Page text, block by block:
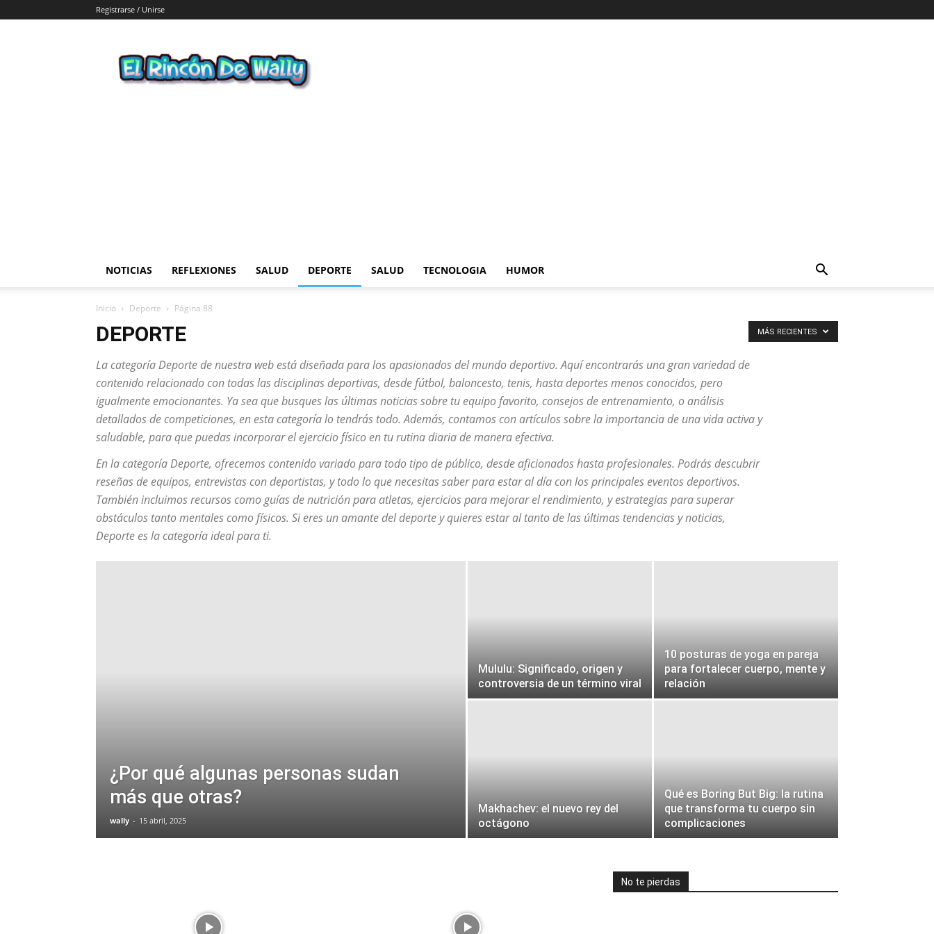
Registrarse / Unirse
Rincon
de
NOTICIAS REFLEXIONES SALUD DEPORTE SALUD TECNOLOGIA HUMOR
Inicio Deporte Página 88
DEPORTE
La categoríaDeportede nuestra web está diseñada para los apasionados del mundo deportivo. Aquí encontrarás una gran variedad de
contenido relacionado con todas las disciplinas deportivas, desde fútbol, baloncesto, tenis, hasta deportes menos conocidos, pero
igualmente emocionantes. Ya sea que busques las últimas noticias sobre tu equipo favorito, consejos de entrenamiento, o análisis
detallados de competiciones, en esta categoría lo tendrás todo. Además, contamos con artículos sobre la importancia de una vida activa y
saludable, para que puedas incorporar el ejercicio físico en tu rutina diaria de manera efectiva.
En la categoríaDeporte, ofrecemos contenido variado para todo tipo de público, desde aficionados hasta profesionales. Podrás descubrir
reseñas de equipos, entrevistas con deportistas, y todo lo que necesitas saber para estar al día con los principales eventos deportivos.
También incluimos recursos como guías de nutrición para atletas, ejercicios para mejorar el rendimiento, y estrategias para superar
obstáculos tanto mentales como físicos. Si eres un amante del deporte y quieres estar al tanto de las últimas tendencias y noticias,
Deportees la categoría ideal para ti.
MÁS RECIENTES
¿Por qué algunas personas sudan
más que otras?
wally - 15 abril, 2025
Mululu: Significado, origen y
controversia de un término viral
10 posturas de yoga en pareja
para fortalecer cuerpo, mente y
relación
Makhachev: el nuevo rey del
octágono
Qué es Boring But Big: la rutina
que transforma tu cuerpo sin
complicaciones
No te pierdas